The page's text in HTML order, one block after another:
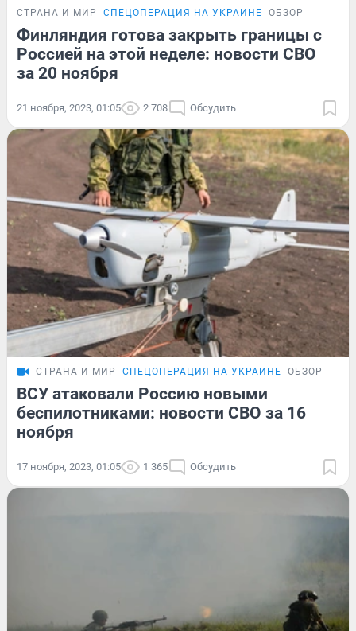
СТРАНА И МИР СПЕЦОПЕРАЦИЯ НА УКРАИНЕ ОБЗОР
Финляндия готова закрыть границы с
Россией на этой неделе: новости СВО
за 20 ноября
21 ноября, 2023, 01:05 2 708 Обсудить
СТРАНА И МИР СПЕЦОПЕРАЦИЯ НА УКРАИНЕ ОБЗОР
ВСУ атаковали Россию новыми
беспилотниками: новости СВО за 16
ноября
17 ноября, 2023, 01:05 1 365 Обсудить